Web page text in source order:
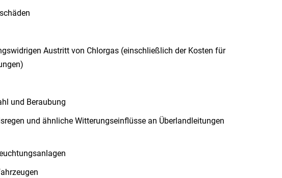
Austritt von Chlorgas (einschließlich der Kosten für
und Beraubung
und ähnliche Witterungseinflüsse an Überlandleitungen